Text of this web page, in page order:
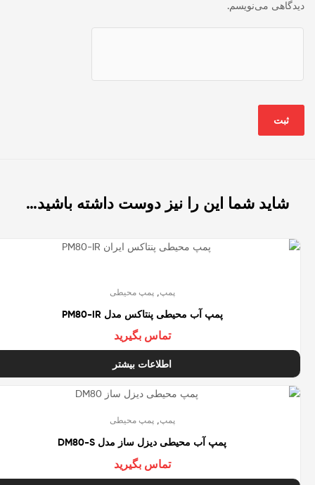
دیدگاهی می‌نویسم.
شاید شما این را نیز دوست داشته باشید…
پمپ ,پمپ محیطی
پمپ آب محیطی پنتاکس مدل PM80-IR
تماس بگیرید
اطلاعات بیشتر
پمپ ,پمپ محیطی
پمپ آب محیطی دیزل ساز مدل DM80-S
تماس بگیرید